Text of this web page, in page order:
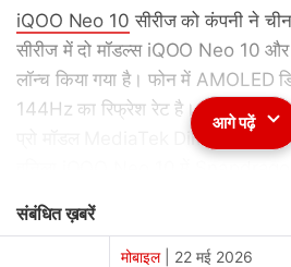
iQOO Neo 10 सीरीज को कंपनी ने
सीरीज में दो मॉडल्स iQOO Neo 10
लॉन्च किया गया है। फोन में AMOLED
144Hz का रिफ्रेश रेट है। इसमें 50MP
प्रो मॉडल MediaTek Dimensity
गई है।
आगे पढ़ें
संबंधित ख़बरें
मोबाइल| 22 मई 2026